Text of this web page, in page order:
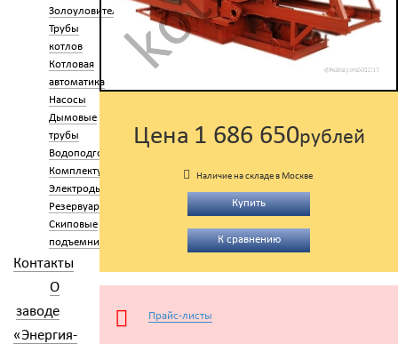
Золоуловители
Трубы
котлов
Котловая
автоматика
Насосы
Дымовые
трубы
Водоподготовка
Комплектующие
Электроды
Резервуары
Скиповые
подъемники
Контакты
О
заводе
«Энергия-
Цена 1 686 650рублей
Наличие на складе в Москве
Купить
К сравнению
Прайс-листы